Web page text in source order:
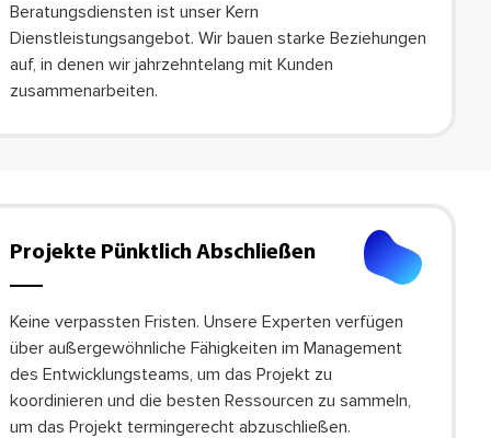
Beratungsdiensten ist unser Kern
Dienstleistungsangebot. Wir bauen starke Beziehungen
auf, in denen wir jahrzehntelang mit Kunden
zusammenarbeiten.
Projekte Pünktlich Abschließen
Keine verpassten Fristen. Unsere Experten verfügen
über außergewöhnliche Fähigkeiten im Management
des Entwicklungsteams, um das Projekt zu
koordinieren und die besten Ressourcen zu sammeln,
um das Projekt termingerecht abzuschließen.